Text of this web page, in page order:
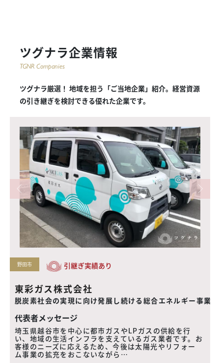
ツグナラ企業情報
TGNR Companies
ツグナラ厳選！ 地域を担う「ご当地企業」紹介。経営資源
の引き継ぎを検討できる優れた企業です。
千葉市
ウォータースタンド株式会社
今日よりもっと、清んだミライへ
代表者メッセージ
埼玉県さいたま市に本社を置き、1969
年の創業以来、お客様の未来をより良
いものにするという志の元、私たちは
変化し続けて参りました。水道直結ウ